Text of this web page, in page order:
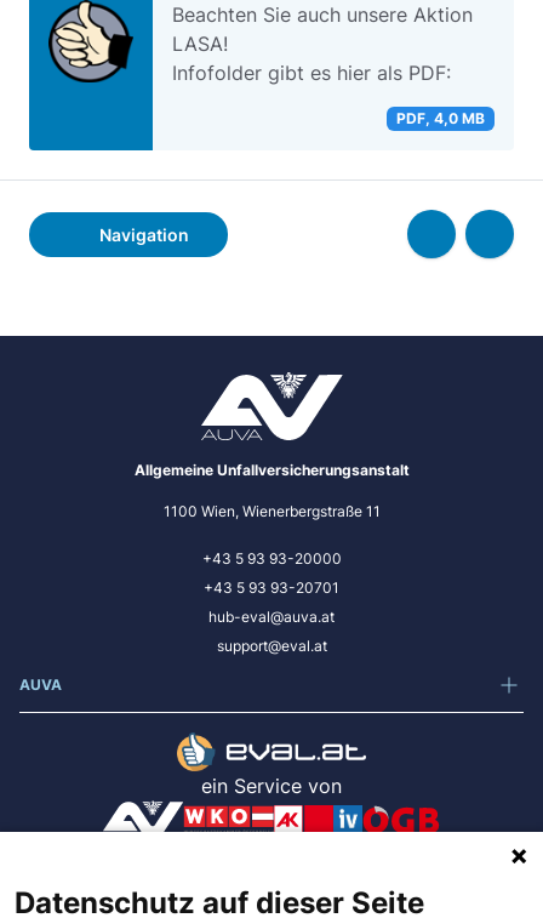
Beachten Sie auch unsere Aktion
LASA!
Infofolder gibt es hier als PDF:
PDF, 4,0 MB
Navigation
Allgemeine Unfallversicherungsanstalt
1100 Wien, Wienerbergstraße 11
+43 5 93 93-20000
+43 5 93 93-20701
hub-eval@auva.at
support@eval.at
AUVA
ein Service von
Datenschutz auf dieser Seite